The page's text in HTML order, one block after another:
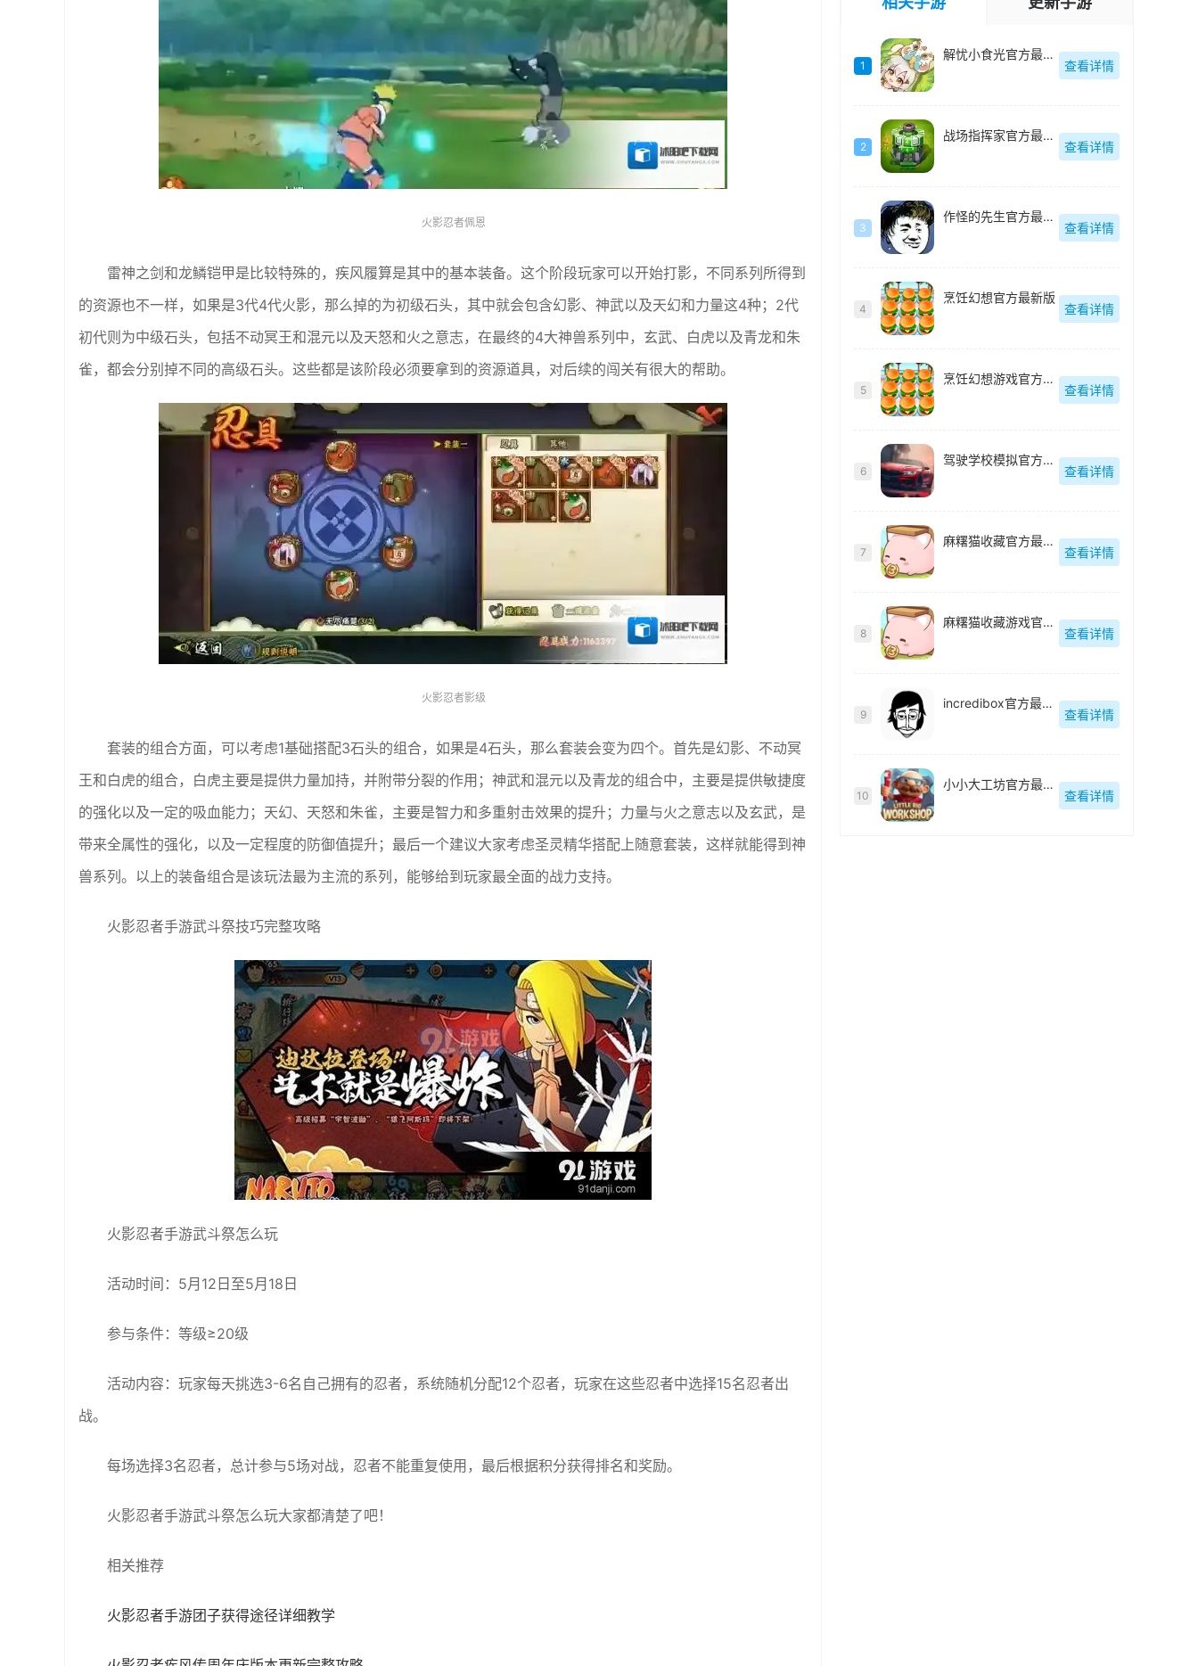
火影忍者佩恩
雷神之剑和龙鳞铠甲是比较特殊的，疾风履算是其中的基本装备。这个阶段玩家可以开始打影，不同系列所得到
的资源也不一样，如果是3代4代火影，那么掉的为初级石头，其中就会包含幻影、神武以及天幻和力量这4种；2代
初代则为中级石头，包括不动冥王和混元以及天怒和火之意志，在最终的4大神兽系列中，玄武、白虎以及青龙和朱
雀，都会分别掉不同的高级石头。这些都是该阶段必须要拿到的资源道具，对后续的闯关有很大的帮助。
火影忍者影级
套装的组合方面，可以考虑1基础搭配3石头的组合，如果是4石头，那么套装会变为四个。首先是幻影、不动冥
王和白虎的组合，白虎主要是提供力量加持，并附带分裂的作用；神武和混元以及青龙的组合中，主要是提供敏捷度
的强化以及一定的吸血能力；天幻、天怒和朱雀，主要是智力和多重射击效果的提升；力量与火之意志以及玄武，是
带来全属性的强化，以及一定程度的防御值提升；最后一个建议大家考虑圣灵精华搭配上随意套装，这样就能得到神
兽系列。以上的装备组合是该玩法最为主流的系列，能够给到玩家最全面的战力支持。
火影忍者手游武斗祭技巧完整攻略
火影忍者手游武斗祭怎么玩
活动时间：5月12日至5月18日
参与条件：等级≥20级
活动内容：玩家每天挑选3-6名自己拥有的忍者，系统随机分配12个忍者，玩家在这些忍者中选择15名忍者出
战。
每场选择3名忍者，总计参与5场对战，忍者不能重复使用，最后根据积分获得排名和奖励。
火影忍者手游武斗祭怎么玩大家都清楚了吧！
相关推荐
火影忍者手游团子获得途径详细教学
1
解忧小食光官方最新版
查看详情
2
战场指挥家官方最新版
查看详情
3
作怪的先生官方最新版
查看详情
4
烹饪幻想官方最新版
查看详情
5
烹饪幻想游戏官方最新版
查看详情
6
驾驶学校模拟官方最新版
查看详情
7
麻糬猫收藏官方最新版
查看详情
8
麻糬猫收藏游戏官方最新版
查看详情
9
incredibox官方最新版
查看详情
10
小小大工坊官方最新版
查看详情